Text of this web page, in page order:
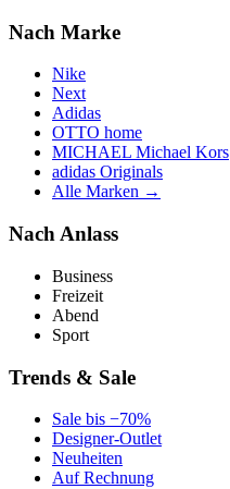
Nach Marke
Nike
Next
Adidas
OTTO home
MICHAEL Michael Kors
adidas Originals
Alle Marken →
Nach Anlass
Business
Freizeit
Abend
Sport
Trends & Sale
Sale bis −70%
Designer-Outlet
Neuheiten
Auf Rechnung